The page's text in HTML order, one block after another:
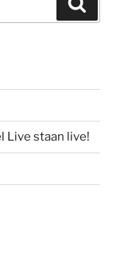
Live staan live!